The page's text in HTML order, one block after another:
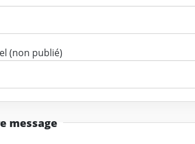
(non publié)
message